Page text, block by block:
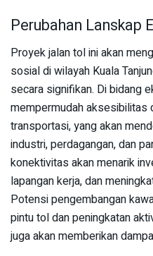
Perubahan Lanskap
Proyek jalan tol ini akan
sosial di wilayah Kuala
secara signifikan. Di bidang
mempermudah aksesibilitas
transportasi, yang akan
industri, perdagangan, dan
konektivitas akan menarik
lapangan kerja, dan
Potensi pengembangan
pintu tol dan peningkatan
juga akan memberikan